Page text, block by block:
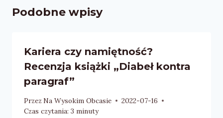
Podobne wpisy
Kariera czy namiętność?
Recenzja książki „Diabeł kontra
paragraf”
Przez Na Wysokim Obcasie
2022-07-16
Czas czytania: 3 minuty